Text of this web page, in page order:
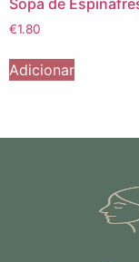
€1.80
Adicionar